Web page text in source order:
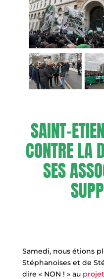
SAINT-
CONTRE LA
SES
Samedi, nous étions
Stéphanoises et de
dire « NON ! » au